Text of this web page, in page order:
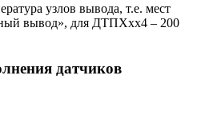
узлов вывода, т.е. мест
вывод», для ДТПХхх4 – 200
датчиков